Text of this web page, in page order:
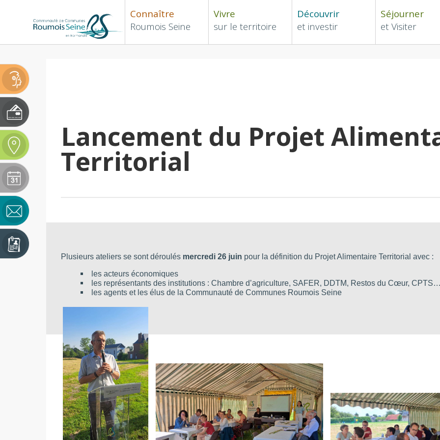
Connaître
Roumois Seine
Vivre
sur le territoire
Découvrir
et investir
Séjourner
et Visiter
Lancement du Projet
Territorial
Plusieurs ateliers se sont déroulés mercredi 26 juin pour la définition du Projet Alimentaire Territorial avec :
les acteurs économiques
les représentants des institutions : Chambre d’agriculture, SAFER, DDTM, Restos du Cœur,
les agents et les élus de la Communauté de Communes Roumois Seine